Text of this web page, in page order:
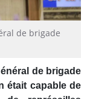
de brigade
de brigade
était capable de